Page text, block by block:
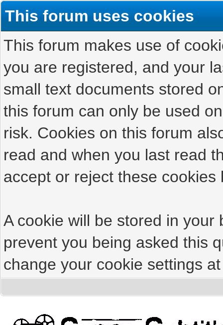
This forum uses cookies
This forum makes use of
you are registered, and your
small text documents stored
this forum can only be used
risk. Cookies on this forum
read and when you last read
accept or reject these cookies
A cookie will be stored in
prevent you being asked this
change your cookie settings